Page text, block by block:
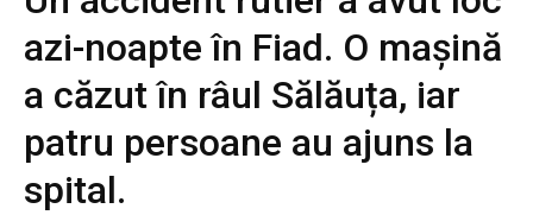
azi-noapte în Fiad. O mașină
a căzut în râul Sălăuța, iar
patru persoane au ajuns la
spital.